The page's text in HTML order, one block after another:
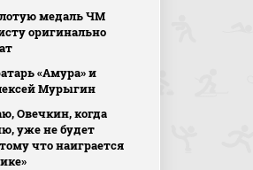
медаль ЧМ
оригинально
«Амура» и
Мурыгин
Овечкин, когда
уже не будет
что наиграется